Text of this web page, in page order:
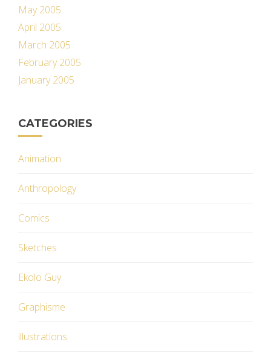
May 2005
April 2005
March 2005
February 2005
January 2005
CATEGORIES
Animation
Anthropology
Comics
Sketches
Ekolo Guy
Graphisme
illustrations